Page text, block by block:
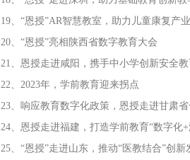
19、“恩授”AR智慧教室，助力儿童康复产
20、“恩授”亮相陕西省数字教育大会
21、恩授走进咸阳，携手中小学创新安全
22、2023年，学前教育迎来拐点
23、响应教育数字化政策，恩授走进甘肃
24、恩授走进福建，打造学前教育“数字化
25、“恩授”走进山东，推动“医教结合”创新